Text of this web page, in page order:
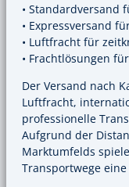
• Standardversand
• Expressversand
• Luftfracht für
• Frachtlösungen
Der Versand nach
Luftfracht,
professionelle
Aufgrund der
Marktumfelds
Transportwege